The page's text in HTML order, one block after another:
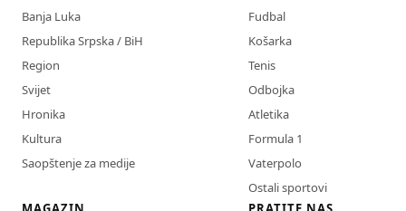
Banja Luka
Republika Srpska / BiH
Region
Svijet
Hronika
Kultura
Saopštenje za medije
Fudbal
Košarka
Tenis
Odbojka
Atletika
Formula 1
Vaterpolo
Ostali sportovi